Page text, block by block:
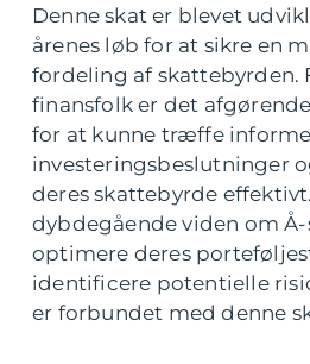
Denne skat er blevet
årenes løb for at sikre en
fordeling af skattebyrden.
finansfolk er det
for at kunne træffe
investeringsbeslutninger
deres skattebyrde
dybdegående viden om
optimere deres
identificere potentielle
er forbundet med denne